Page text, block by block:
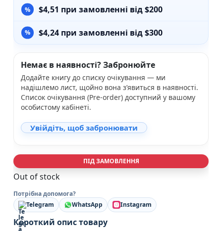
$4,51 при замовленні від $200
$4,24 при замовленні від $300
Немає в наявності? Забронюйте
Додайте книгу до списку очікування — ми
надішлемо лист, щойно вона з’явиться в наявності.
Список очікування (Pre-order) доступний у вашому
особистому кабінеті.
Увійдіть, щоб забронювати
ПІД ЗАМОВЛЕННЯ
Out of stock
Потрібна допомога?
Telegram
WhatsApp Instagram
Короткий опис товару